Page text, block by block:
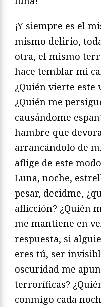
¡Y siempre es el
mismo delirio,
otra, el mismo
hace temblar mi
¿Quién vierte este
¿Quién me
causándome
hambre que
arrancándolo de
aflige de este
Luna, noche,
pesar, decidme,
aflicción? ¿Quién
me mantiene en
respuesta, si
eres tú, ser
oscuridad me
terroríficas?
conmigo cada